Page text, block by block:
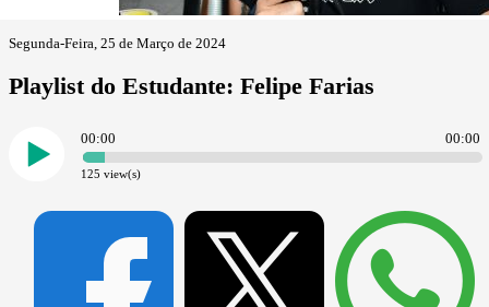
Segunda-Feira, 25 de Março de 2024
Playlist do Estudante: Felipe Farias
00:00 00:00
125 view(s)